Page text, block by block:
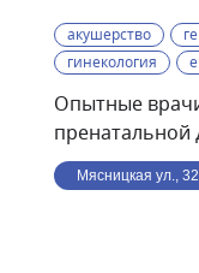
акушерство
гинекология
Опытные
пренатальной
проводимые
стандартам:•
Мясницкая ул.,